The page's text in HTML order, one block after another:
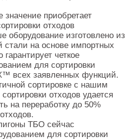
значение приобретает
отходов
оборудование изготовлено из
стали на основе импортных
четкое
для сортировки
всех заявленных функций.
сортировке с нашим
отходов удается
на переработку до 50%
ТБО сейчас
для сортировки